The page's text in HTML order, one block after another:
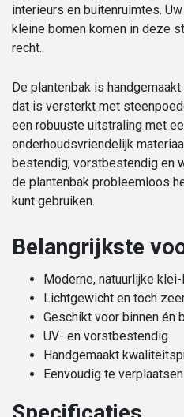
interieurs en buitenruimtes.
kleine bomen komen in deze
recht.
De plantenbak is
dat is versterkt met
een robuuste uitstraling met
onderhoudsvriendelijk
bestendig, vorstbestendig en
de plantenbak probleemloos
kunt gebruiken.
Belangrijkste
Moderne, natuurlijke
Lichtgewicht en toch
Geschikt voor binnen én
UV- en vorstbestendig
Handgemaakt
Eenvoudig te verplaatsen